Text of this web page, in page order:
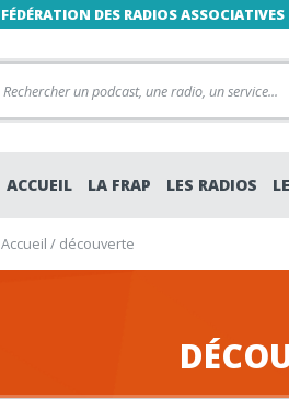
FÉDÉRATION DES RADIOS
ACCUEIL LA FRAP LES RADIOS
Accueil / découverte